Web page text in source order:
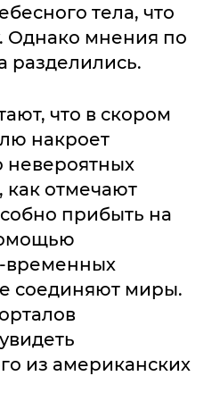
тела, что
Однако мнения по
разделились.
что в скором
накроет
невероятных
как отмечают
прибыть на
временных
соединяют миры.
из американских